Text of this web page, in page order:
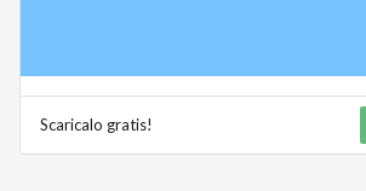
Scaricalo gratis!